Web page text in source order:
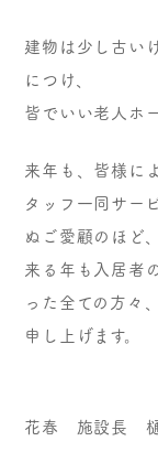
建物は少し古い
につけ、
皆でいい老人ホ
来年も、皆様に
タッフ一同サー
ぬご愛顧のほど
来る年も入居者
った全ての方々
申し上げます。
介護
花春 施設長